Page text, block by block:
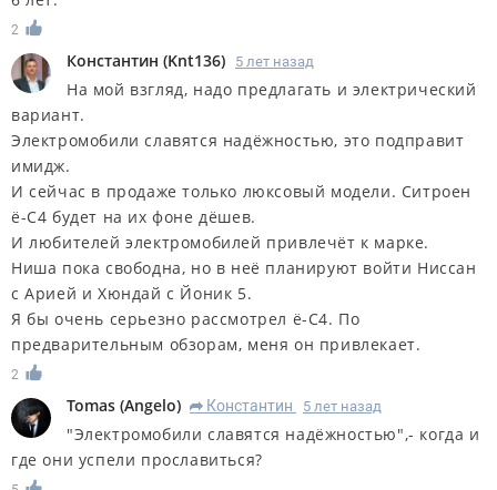
2
Константин (Knt136) 5 лет назад
На мой взгляд, надо предлагать и электрический
вариант.
Электромобили славятся надёжностью, это подправит
имидж.
И сейчас в продаже только люксовый модели. Ситроен
ё-С4 будет на их фоне дёшев.
И любителей электромобилей привлечёт к марке.
Ниша пока свободна, но в неё планируют войти Ниссан
с Арией и Хюндай с Йоник 5.
Я бы очень серьезно рассмотрел ё-С4. По
предварительным обзорам, меня он привлекает.
2
Tomas (Angelo) R Константин 5 лет назад
"Электромобили славятся надёжностью",- когда и
где они успели прославиться?